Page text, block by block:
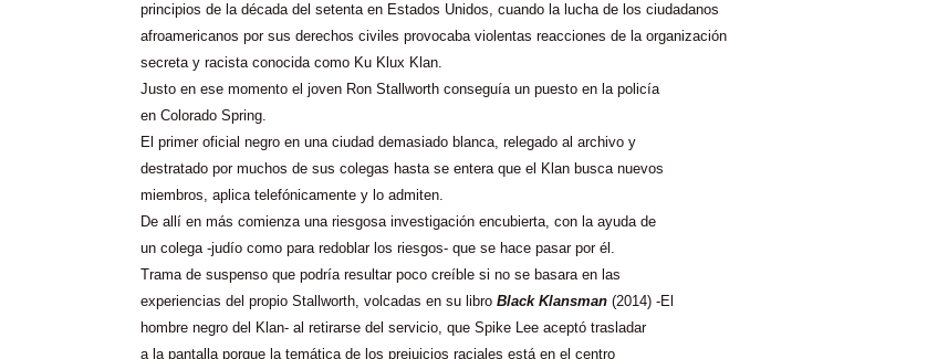
principios de la década del setenta en Estados Unidos, cuando la lucha de los ciudadanos
afroamericanos por sus derechos civiles provocaba violentas reacciones de la organización
secreta y racista conocida como Ku Klux Klan.
Justo en ese momento el joven Ron Stallworth conseguía un puesto en la policía
en Colorado Spring.
El primer oficial negro en una ciudad demasiado blanca, relegado al archivo y
destratado por muchos de sus colegas hasta se entera que el Klan busca nuevos
miembros, aplica telefónicamente y lo admiten.
De allí en más comienza una riesgosa investigación encubierta, con la ayuda de
un colega -judío como para redoblar los riesgos- que se hace pasar por él.
Trama de suspenso que podría resultar poco creíble si no se basara en las
experiencias del propio Stallworth, volcadas en su libro Black Klansman (2014) -El
hombre negro del Klan- al retirarse del servicio, que Spike Lee aceptó trasladar
a la pantalla porque la temática de los prejuicios raciales está en el centro